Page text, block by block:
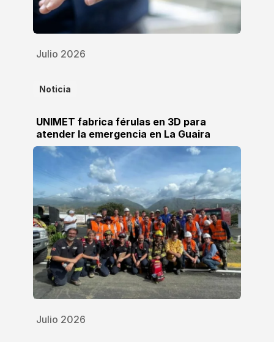
Julio 2026
Noticia
UNIMET fabrica férulas en 3D para
atender la emergencia en La Guaira
Julio 2026